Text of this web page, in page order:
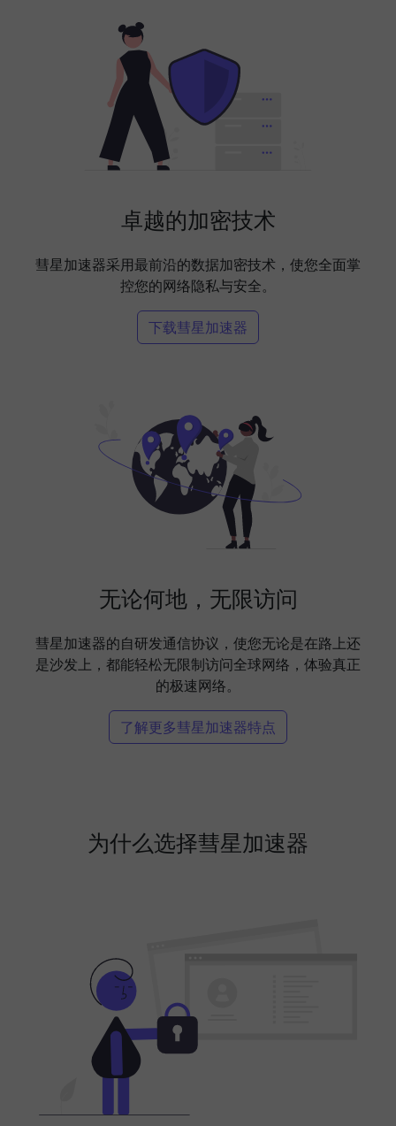
卓越的加密技术
彗星加速器采用最前沿的数据加密技术，使您全面掌
控您的网络隐私与安全。
下载彗星加速器
无论何地，无限访问
彗星加速器的自研发通信协议，使您无论是在路上还
是沙发上，都能轻松无限制访问全球网络，体验真正
的极速网络。
了解更多彗星加速器特点
为什么选择彗星加速器